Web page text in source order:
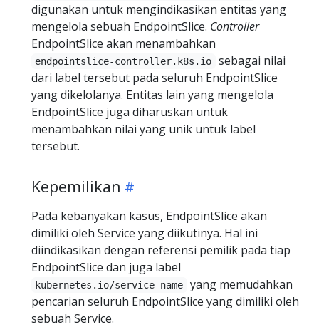
digunakan untuk mengindikasikan entitas yang
mengelola sebuah EndpointSlice. Controller
EndpointSlice akan menambahkan
endpointslice-controller.k8s.io
sebagai nilai
dari label tersebut pada seluruh EndpointSlice
yang dikelolanya. Entitas lain yang mengelola
EndpointSlice juga diharuskan untuk
menambahkan nilai yang unik untuk label
tersebut.
Kepemilikan
Pada kebanyakan kasus, EndpointSlice akan
dimiliki oleh Service yang diikutinya. Hal ini
diindikasikan dengan referensi pemilik pada tiap
EndpointSlice dan juga label
kubernetes.io/service-name
yang memudahkan
pencarian seluruh EndpointSlice yang dimiliki oleh
sebuah Service.